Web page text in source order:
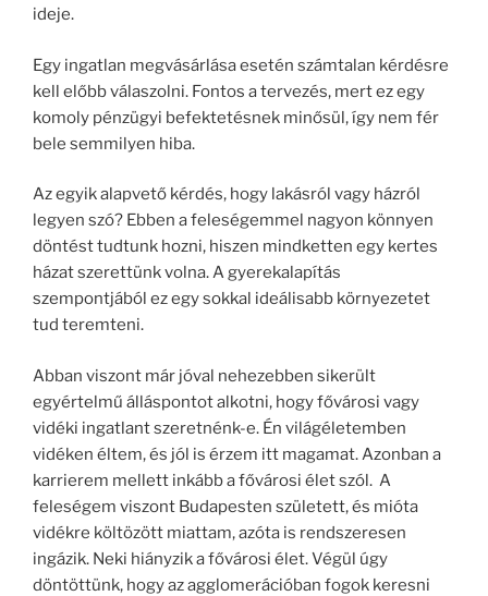
ideje.
Egy ingatlan megvásárlása esetén számtalan kérdésre
kell előbb válaszolni. Fontos a tervezés, mert ez egy
komoly pénzügyi befektetésnek minősül, így nem fér
bele semmilyen hiba.
Az egyik alapvető kérdés, hogy lakásról vagy házról
legyen szó? Ebben a feleségemmel nagyon könnyen
döntést tudtunk hozni, hiszen mindketten egy kertes
házat szerettünk volna. A gyerekalapítás
szempontjából ez egy sokkal ideálisabb környezetet
tud teremteni.
Abban viszont már jóval nehezebben sikerült
egyértelmű álláspontot alkotni, hogy fővárosi vagy
vidéki ingatlant szeretnénk-e. Én világéletemben
vidéken éltem, és jól is érzem itt magamat. Azonban a
karrierem mellett inkább a fővárosi élet szól. A
feleségem viszont Budapesten született, és mióta
vidékre költözött miattam, azóta is rendszeresen
ingázik. Neki hiányzik a fővárosi élet. Végül úgy
döntöttünk, hogy az agglomerációban fogok keresni